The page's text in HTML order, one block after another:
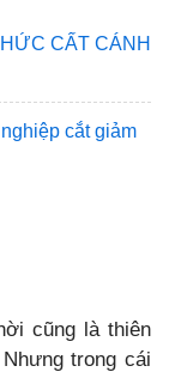
CẤT CÁNH
cắt giảm
cũng là thiên
trong cái